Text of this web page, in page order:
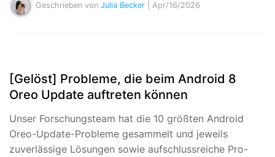
Geschrieben von Julia Becker | Apr/16/2026
[Gelöst] Probleme, die beim Android 8
Oreo Update auftreten können
Unser Forschungsteam hat die 10 größten Android
Oreo-Update-Probleme gesammelt und jeweils
zuverlässige Lösungen sowie aufschlussreiche Pro-